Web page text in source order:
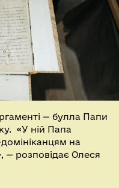
— булла Папи
«У ній Папа
на
— розповідає Олеся